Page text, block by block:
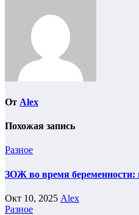
От Alex
Похожая запись
Разное
ЗОЖ во время беременности:
Окт 10, 2025 Alex
Разное